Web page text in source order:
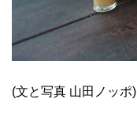
(文と写真 山田ノッポ)